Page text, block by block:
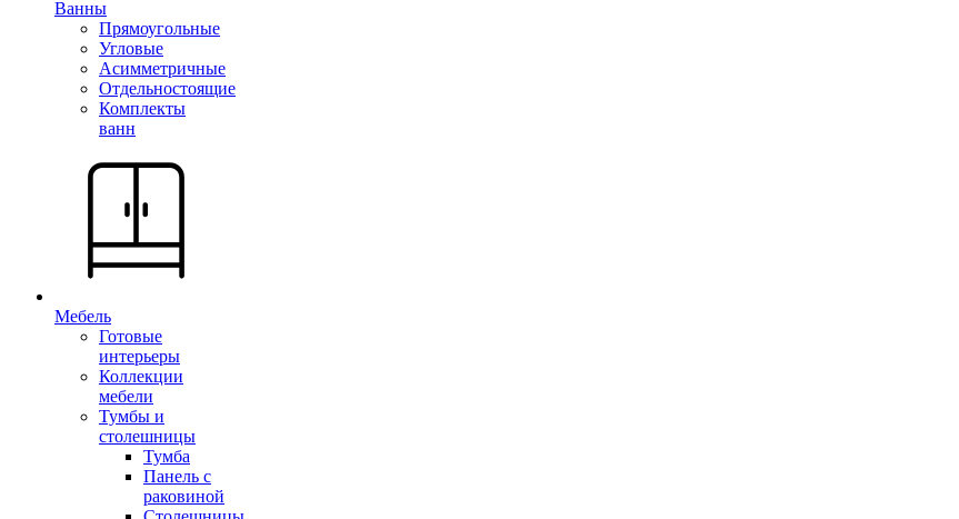
Ванны
Прямоугольные
Угловые
Асимметричные
Отдельностоящие
Комплекты
ванн
Мебель
Готовые
интерьеры
Коллекции
мебели
Тумбы и
столешницы
Тумба
Панель с
раковиной